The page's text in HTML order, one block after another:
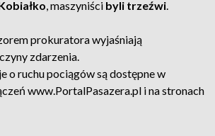
, maszyniści byli trzeźwi.
prokuratora wyjaśniają
zdarzenia.
o ruchu pociągów są dostępne w
www.PortalPasazera.pl i na stronach